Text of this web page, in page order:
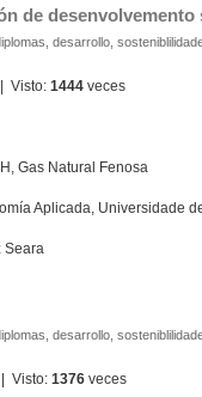
de desenvolvemento
desarrollo,
Visto:1444 veces
Gas Natural Fenosa
Aplicada, Universidade
Seara
desarrollo,
| Visto:1376 veces